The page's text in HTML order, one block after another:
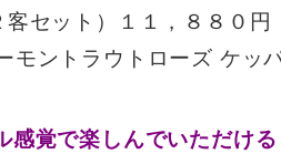
客セット）１１，８８０円
モントラウトローズ ケッ
覚で楽しんでいただける